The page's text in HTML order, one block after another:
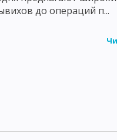
до операций п...